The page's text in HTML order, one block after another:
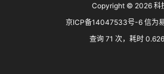
Copyright © 2026 科
京ICP备14047533号-6 信为
查询 71 次，耗时